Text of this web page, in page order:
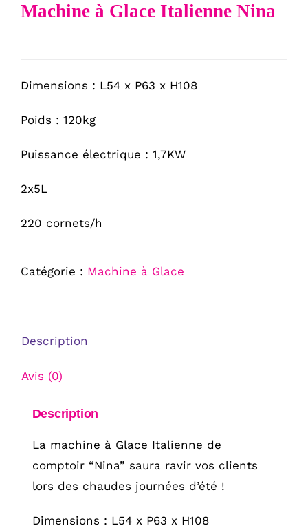
Machine à Glace Italienne Nina
Dimensions : L54 x P63 x H108
Poids : 120kg
Puissance électrique : 1,7KW
2x5L
220 cornets/h
Catégorie : Machine à Glace
Description
Avis (0)
Description
La machine à Glace Italienne de
comptoir “Nina” saura ravir vos clients
lors des chaudes journées d’été !
Dimensions : L54 x P63 x H108